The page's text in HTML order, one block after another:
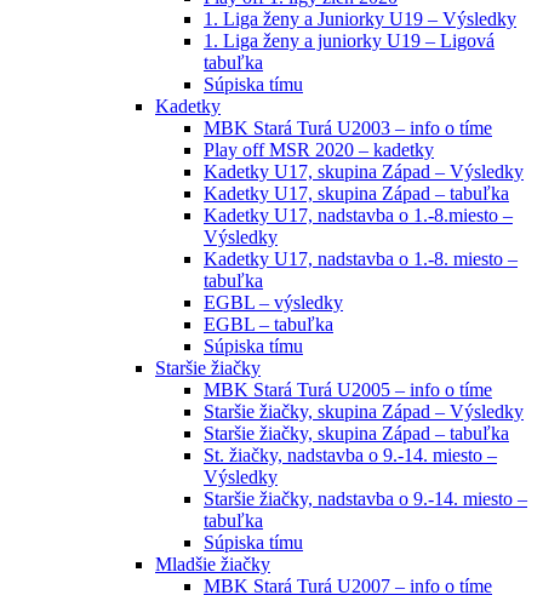
1. Liga ženy a Juniorky U19 – Výsledky
1. Liga ženy a juniorky U19 – Ligová
tabuľka
Súpiska tímu
Kadetky
MBK Stará Turá U2003 – info o tíme
Play off MSR 2020 – kadetky
Kadetky U17, skupina Západ – Výsledky
Kadetky U17, skupina Západ – tabuľka
Kadetky U17, nadstavba o 1.-8.miesto –
Výsledky
Kadetky U17, nadstavba o 1.-8. miesto –
tabuľka
EGBL – výsledky
EGBL – tabuľka
Súpiska tímu
Staršie žiačky
MBK Stará Turá U2005 – info o tíme
Staršie žiačky, skupina Západ – Výsledky
Staršie žiačky, skupina Západ – tabuľka
St. žiačky, nadstavba o 9.-14. miesto –
Výsledky
Staršie žiačky, nadstavba o 9.-14. miesto –
tabuľka
Súpiska tímu
Mladšie žiačky
MBK Stará Turá U2007 – info o tíme